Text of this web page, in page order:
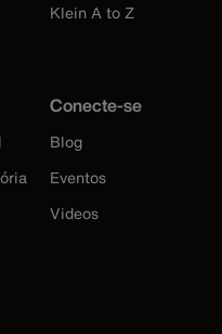
Klein A to Z
Conecte-se
Blog
Eventos
Videos